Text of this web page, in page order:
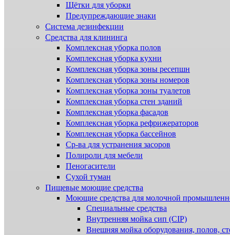
Щётки для уборки
Предупреждающие знаки
Система дезинфекции
Cредства для клининга
Комплексная уборка полов
Комплексная уборка кухни
Комплексная уборка зоны ресепшн
Комплексная уборка зоны номеров
Комплексная уборка зоны туалетов
Комплексная уборка стен зданий
Комплексная уборка фасадов
Комплексная уборка рефрижераторов
Комплексная уборка бассейнов
Ср-ва для устранения засоров
Полироли для мебели
Пеногасители
Сухой туман
Пищевые моющие средства
Моющие средства для молочной
Специальные средства
Внутренняя мойка сип (CIP)
Внешняя мойка оборудования, полов,